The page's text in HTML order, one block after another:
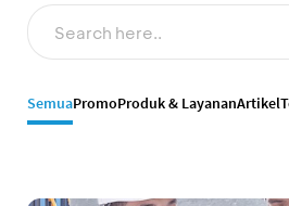
SemuaPromoProduk & LayananArtikel